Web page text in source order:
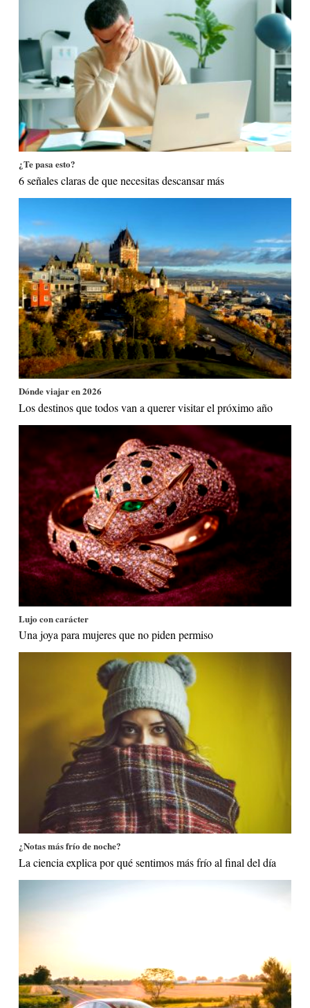
¿Te pasa esto?
6 señales claras de que necesitas descansar más
Dónde viajar en 2026
Los destinos que todos van a querer visitar el próximo año
Lujo con carácter
Una joya para mujeres que no piden permiso
¿Notas más frío de noche?
La ciencia explica por qué sentimos más frío al final del día